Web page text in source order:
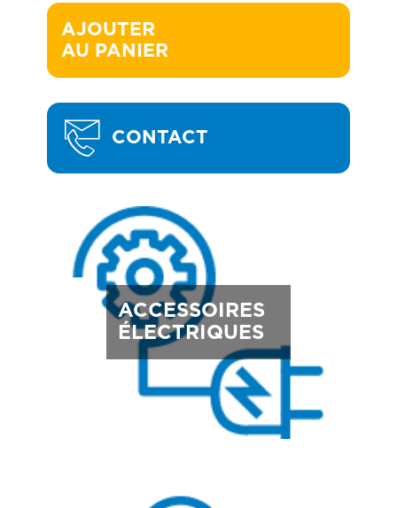
AJOUTER
AU PANIER
CONTACT
ACCESSOIRES
ÉLECTRIQUES